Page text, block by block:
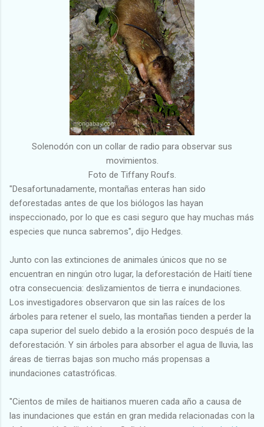
Solenodón con un collar de radio para observar sus
movimientos.
Foto de Tiffany Roufs.
"Desafortunadamente, montañas enteras han sido
deforestadas antes de que los biólogos las hayan
inspeccionado, por lo que es casi seguro que hay muchas más
especies que nunca sabremos", dijo Hedges.
Junto con las extinciones de animales únicos que no se
encuentran en ningún otro lugar, la deforestación de Haití tiene
otra consecuencia: deslizamientos de tierra e inundaciones.
Los investigadores observaron que sin las raíces de los
árboles para retener el suelo, las montañas tienden a perder la
capa superior del suelo debido a la erosión poco después de la
deforestación. Y sin árboles para absorber el agua de lluvia, las
áreas de tierras bajas son mucho más propensas a
inundaciones catastróficas.
"Cientos de miles de haitianos mueren cada año a causa de
las inundaciones que están en gran medida relacionadas con la